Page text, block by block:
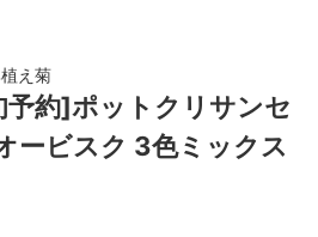
え菊
約]ポットクリサンセ
ービスク 3色ミックス